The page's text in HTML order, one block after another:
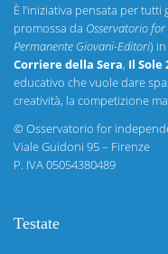
È l’iniziativa pensata per
promossa da Osservatorio
Permanente Giovani-Editori)
Corriere della Sera, Il Sole
educativo che vuole dare
creatività, la competizione
©Osservatorio for
Viale Guidoni 95 – Firenze
P. IVA 05054380489
Testate